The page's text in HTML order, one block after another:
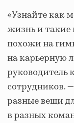
«Узнайте как
жизнь и такие
похожи на
на карьерную
руководитель
сотрудников.
разные вещи
в разных